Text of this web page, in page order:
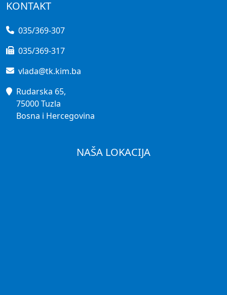
KONTAKT
035/369-307
035/369-317
vlada@tk.kim.ba
Rudarska 65,
75000 Tuzla
Bosna i Hercegovina
NAŠA LOKACIJA